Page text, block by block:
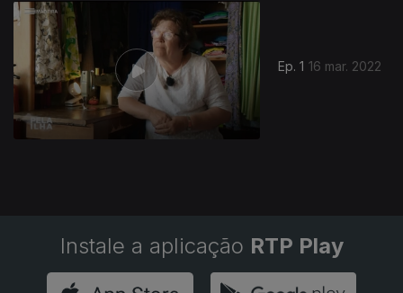
Ep. 1 16 mar. 2022
Instale a aplicação RTP Play